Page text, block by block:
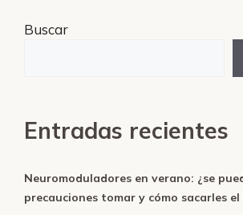
Buscar
Entradas recientes
Neuromoduladores en verano: ¿se
precauciones tomar y cómo sacarles